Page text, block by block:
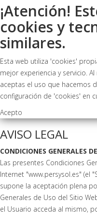
¡Atención!
cookies y
similares.
Esta web utiliza 'cookies'
mejor experiencia y servicio.
aceptas el uso que hacemos
configuración de 'cookies' en
Acepto
AVISO LEGAL
CONDICIONES GENERALES
Las presentes Condiciones
Internet "www.persysol.es" (el
supone la aceptación plena
Generales de Uso del Sitio
el Usuario acceda al mismo,